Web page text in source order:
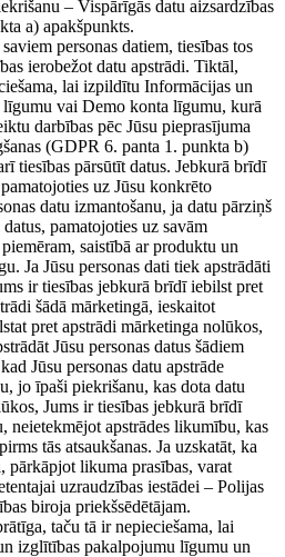
– Vispārīgās datu aizsardzības
a) apakšpunkts.
personas datiem, tiesības tos
ierobežot datu apstrādi. Tiktāl,
lai izpildītu Informācijas un
vai Demo konta līgumu, kurā
darbības pēc Jūsu pieprasījuma
(GDPR 6. panta 1. punkta b)
tiesības pārsūtīt datus. Jebkurā brīdī
uz Jūsu konkrēto
datu izmantošanu, ja datu pārziņš
datus, pamatojoties uz savām
saistībā ar produktu un
Ja Jūsu personas dati tiek apstrādāti
ir tiesības jebkurā brīdī iebilst pret
šādā mārketingā, ieskaitot
pret apstrādi mārketinga nolūkos,
Jūsu personas datus šādiem
Jūsu personas datu apstrāde
jo īpaši piekrišanu, kas dota datu
Jums ir tiesības jebkurā brīdī
neietekmējot apstrādes likumību, kas
tās atsaukšanas. Ja uzskatāt, ka
pārkāpjot likuma prasības, varat
uzraudzības iestādei – Polijas
biroja priekšsēdētājam.
taču tā ir nepieciešama, lai
izglītības pakalpojumu līgumu un